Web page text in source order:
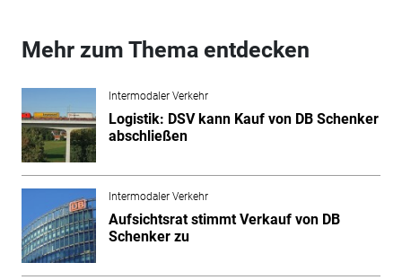
Mehr zum Thema entdecken
Intermodaler Verkehr
Logistik: DSV kann Kauf von DB Schenker
abschließen
Intermodaler Verkehr
Aufsichtsrat stimmt Verkauf von DB
Schenker zu